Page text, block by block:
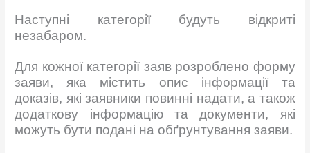
Наступні категорії будуть відкриті
незабаром.
Для кожної категорії заяв розроблено форму
заяви, яка містить опис інформації та
доказів, які заявники повинні надати, а також
додаткову інформацію та документи, які
можуть бути подані на обґрунтування заяви.